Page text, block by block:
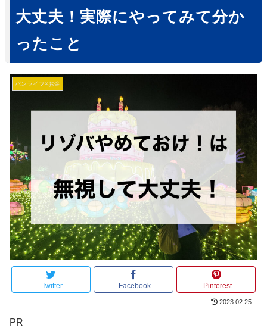
大丈夫！実際にやってみて分か
ったこと
バンライフ×お金
Twitter Facebook Pinterest
2023.02.25
PR